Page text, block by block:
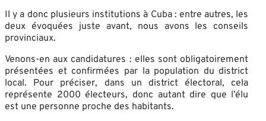
Il y a donc plusieurs institutions à Cuba : entre autres, les
deux évoquées juste avant, nous avons les conseils
provinciaux.
Venons-en aux candidatures : elles sont obligatoirement
présentées et confirmées par la population du district
local. Pour préciser, dans un district électoral, cela
représente 2000 électeurs, donc autant dire que l’élu
est une personne proche des habitants.